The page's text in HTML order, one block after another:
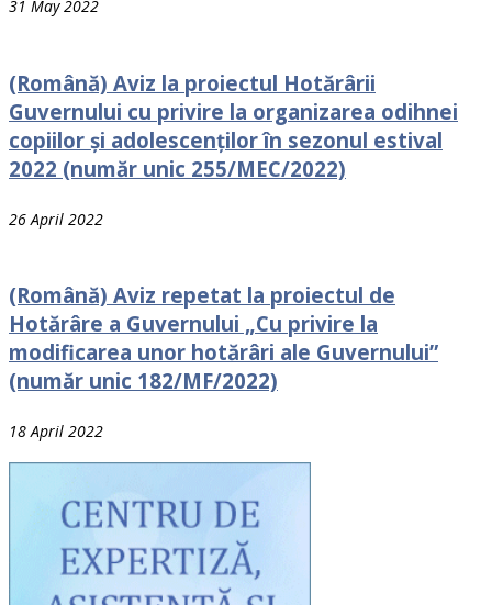
31 May 2022
(Română) Aviz la proiectul Hotărârii
Guvernului cu рrivire la organizarea odihnei
сорiilоr și adolescenților în sezonul estival
2022 (număr unic 255/MEC/2022)
26 April 2022
(Română) Aviz repetat la proiectul de
Hotărâre a Guvernului „Cu privire la
modificarea unor hotărâri ale Guvernului”
(număr unic 182/MF/2022)
18 April 2022